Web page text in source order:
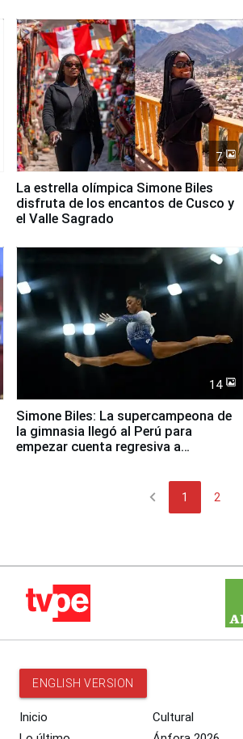
7
La estrella olímpica Simone Biles
disfruta de los encantos de Cusco y
el Valle Sagrado
14
Simone Biles: La supercampeona de
la gimnasia llegó al Perú para
empezar cuenta regresiva a
chevron_left 1 2
ENGLISH VERSION
Inicio
Cultural